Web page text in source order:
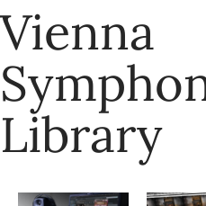
Vienna
Library